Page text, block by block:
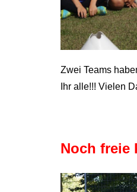
Zwei Teams
Ihr alle!!! Vielen
Noch freie